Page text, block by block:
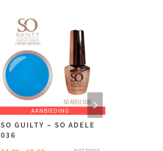
AANBIEDING
SO GUILTY – SO ADELE
036